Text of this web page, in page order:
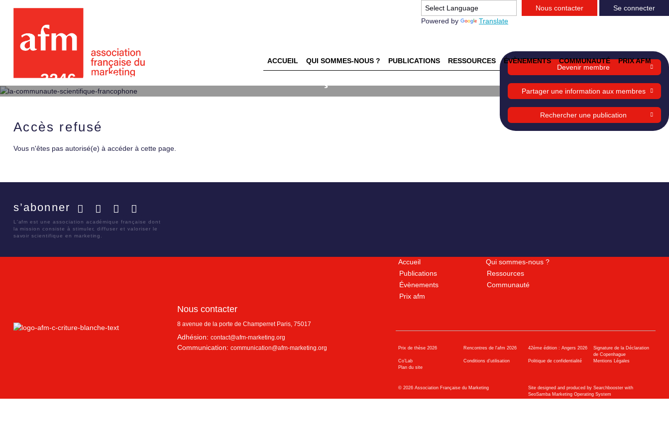
Powered by Translate
Nous contacter Se connecter
ACCUEIL QUI SOMMES-NOUS ? PUBLICATIONS RESSOURCES ÉVÈNEMENTS COMMUNAUTÉ PRIX AFM
3246 Au Bonheur des Dames ou la leçon de commerce
moderne de M. Zola
Devenir membre
Partager une information aux membres
Rechercher une publication
Accès refusé
Vous n'êtes pas autorisé(e) à accéder à cette page.
s’abonner
L'afm est une association académique française dont
la mission consiste à stimuler, diffuser et valoriser le
savoir scientifique en marketing.
Nous contacter
8 avenue de la porte de Champerret Paris, 75017
Adhésion: contact@afm-marketing.org
Communication: communication@afm-marketing.org
Accueil
Qui sommes-nous ?
Publications
Ressources
Évènements
Communauté
Prix afm
Prix de thèse 2026 Rencontres de l'afm 2026 42ème édition : Angers 2026
Signature de la Déclaration
de Copenhague
Co’Lab
Conditions d’utilisation Politique de confidentialité
Mentions Légales
Plan du site
© 2026Association Française du Marketing
Site designed and produced by Searchbooster with
SeoSamba Marketing Operating System